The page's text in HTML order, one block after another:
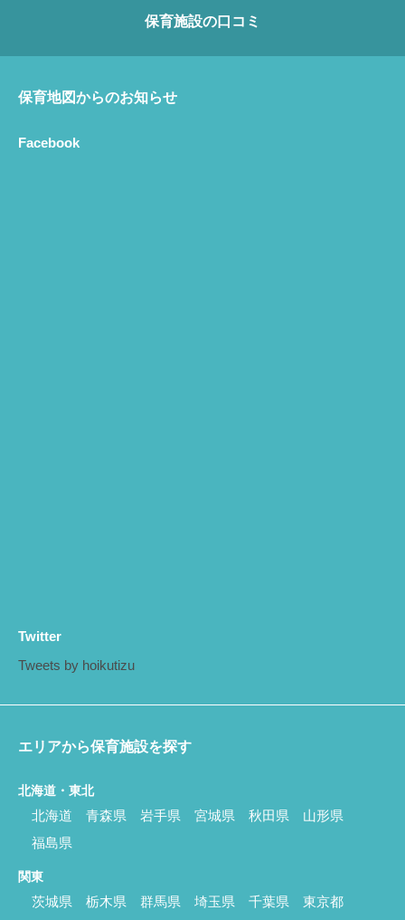
保育施設の口コミ
保育地図からのお知らせ
Facebook
Twitter
Tweets by hoikutizu
エリアから保育施設を探す
北海道・東北
北海道 青森県 岩手県 宮城県 秋田県
山形県
福島県
関東
茨城県 栃木県 群馬県 埼玉県 千葉県
東京都